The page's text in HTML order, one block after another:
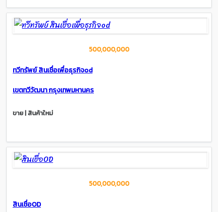
500,000,000
ทวีทรัพย์ สินเชื่อเพื่อธุรกิจod
เขตทวีวัฒนา กรุงเทพมหานคร
ขาย | สินค้าใหม่
500,000,000
สินเชื่อOD